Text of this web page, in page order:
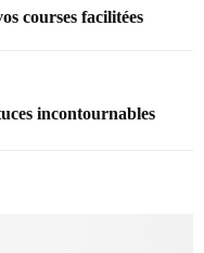
courses facilitées
incontournables